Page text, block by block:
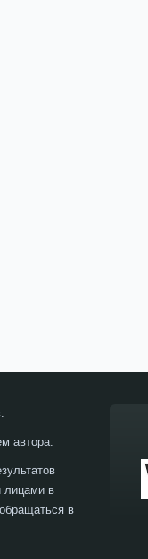
автора.
лицами в
в